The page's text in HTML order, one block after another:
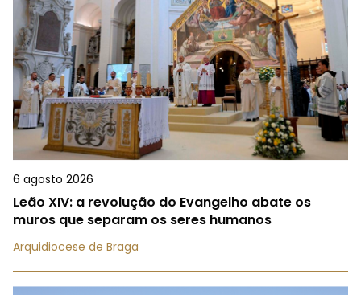
6 agosto 2026
Leão XIV: a revolução do Evangelho abate os
muros que separam os seres humanos
Arquidiocese de Braga